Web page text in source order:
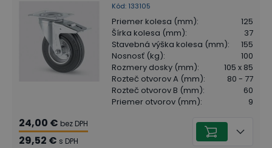
Kód: 133105
Priemer kolesa (mm):
125
Šírka kolesa (mm):
37
Stavebná výška kolesa (mm):
155
Nosnosť (kg):
100
Rozmery dosky (mm):
105 x 85
Rozteč otvorov A (mm):
80 - 77
Rozteč otvorov B (mm):
60
Priemer otvorov (mm): 9
24,00 € bez DPH
29,52 € s DPH